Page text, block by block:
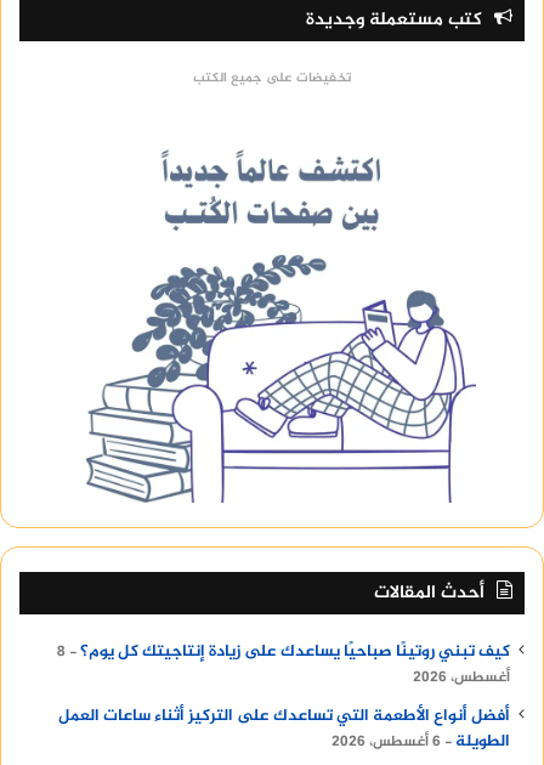
كتب مستعملة وجديدة
تخفيضات على جميع الكتب
أحدث المقالات
كيف تبني روتينًا صباحيًا يساعدك على زيادة إنتاجيتك كل يوم؟
8
أغسطس، 2026
أفضل أنواع الأطعمة التي تساعدك على التركيز أثناء ساعات العمل
الطويلة
6 أغسطس، 2026